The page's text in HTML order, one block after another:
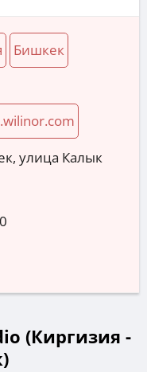
Бишкек
улица Калык
(Киргизия -